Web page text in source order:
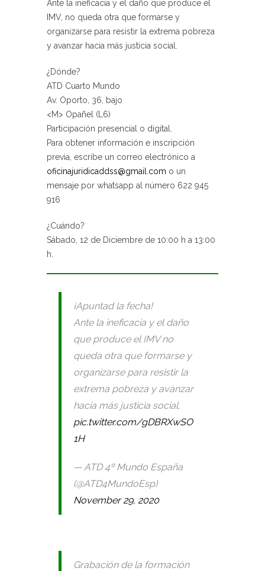
Ante la ineficacia y el daño que produce el
IMV, no queda otra que formarse y
organizarse para resistir la extrema pobreza
y avanzar hacia más justicia social.
¿Dónde?
ATD Cuarto Mundo
Av. Oporto, 36, bajo
<M> Opañel (L6)
Participación presencial o digital.
Para obtener información e inscripción
previa, escribe un correo electrónico a
oficinajuridicaddss@gmail.com o un
mensaje por whatsapp al número 622 945
916
¿Cuándo?
Sábado, 12 de Diciembre de 10:00 h a 13:00
h.
¡Apuntad la fecha!
Ante la ineficacia y el daño
que produce el IMV no
queda otra que formarse y
organizarse para resistir la
extrema pobreza y avanzar
hacia más justicia social.
pic.twitter.com/gDBRXwSO
1H
— ATD 4º Mundo España
(@ATD4MundoEsp)
November 29, 2020
Grabación de la formación